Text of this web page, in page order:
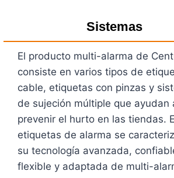
Sistemas
El producto multi-alarma de
consiste en varios tipos de
cable, etiquetas con pinzas y
de sujeción múltiple que ayudan
prevenir el hurto en las tiendas.
etiquetas de alarma se
su tecnología avanzada,
flexible y adaptada de multi-